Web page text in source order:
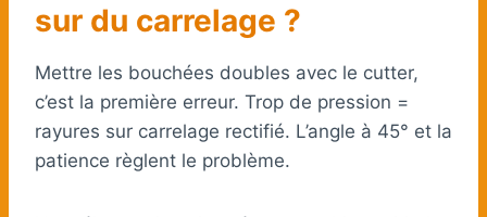
sur du carrelage ?
Mettre les bouchées doubles avec le cutter,
c’est la première erreur. Trop de pression =
rayures sur carrelage rectifié. L’angle à 45° et la
patience règlent le problème.